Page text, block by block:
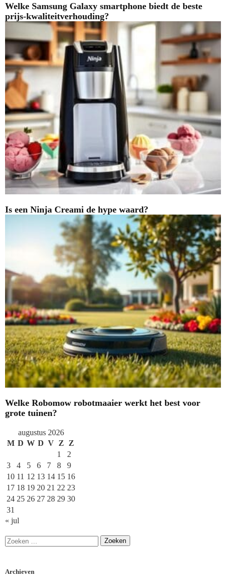
Welke Samsung Galaxy smartphone biedt de beste
prijs-kwaliteitverhouding?
Is een Ninja Creami de hype waard?
Welke Robomow robotmaaier werkt het best voor
grote tuinen?
augustus 2026
M D W D V Z Z
1
2
3
4 5 6 7 8
9
10 11 12 13 14 15 16
17 18 19 20 21 22 23
24 25 26 27 28 29 30
31
« jul
Archieven